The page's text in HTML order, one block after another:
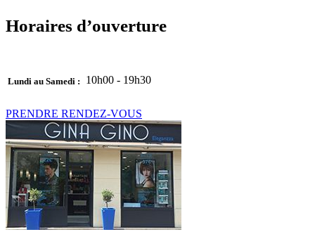
Horaires d’ouverture
Lundi au Samedi : 10h00 - 19h30
PRENDRE RENDEZ-VOUS